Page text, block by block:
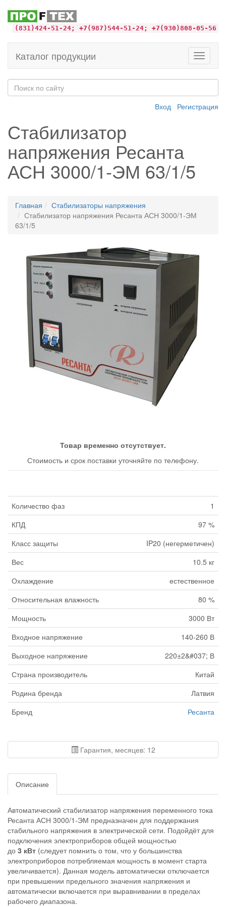
(831)424-51-24; +7(987)544-51-24; +7(930)808-05-56
Toggle
Каталог продукции
Вход Регистрация
Стабилизатор
напряжения Ресанта
АСН 3000/1-ЭМ 63/1/5
Главная
Стабилизаторы напряжения
Стабилизатор напряжения Ресанта АСН 3000/1-ЭМ
63/1/5
Товар временно отсутствует.
Стоимость и срок поставки уточняйте по телефону.
Количество фаз
1
КПД
97 %
Класс защиты
IP20 (негерметичен)
Вес
10.5 кг
Охлаждение
естественное
Относительная влажность
80 %
Мощность
3000 Вт
Входное напряжение
140-260 В
Выходное напряжение
220±2&#037; В
Страна производитель
Китай
Родина бренда
Латвия
Бренд
Ресанта
Гарантия, месяцев: 12
Описание
Автоматический стабилизатор напряжения переменного тока
Ресанта АСН 3000/1-ЭМ предназначен для поддержания
стабильного напряжения в электрической сети. Подойдёт для
подключения электроприборов общей мощностью
до 3 кВт (следует помнить о том, что у большинства
электроприборов потребляемая мощность в момент старта
увеличивается). Данная модель автоматически отключается
при превышении предельного значения напряжения и
автоматически включается при выравнивании в пределах
рабочего диапазона.